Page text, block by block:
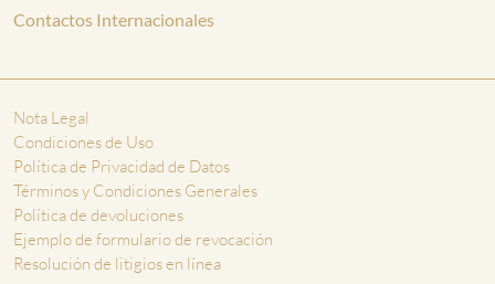
Contactos Internacionales
Nota Legal
Condiciones de Uso
Política de Privacidad de Datos
Términos y Condiciones Generales
Política de devoluciones
Ejemplo de formulario de revocación
Resolución de litigios en línea